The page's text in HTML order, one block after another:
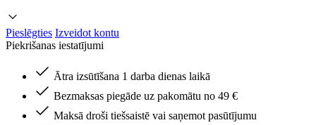
Pieslēgties Izveidot kontu
Piekrišanas iestatījumi
Ātra izsūtīšana 1 darba dienas laikā
Bezmaksas piegāde uz pakomātu no 49 €
Maksā droši tiešsaistē vai saņemot pasūtījumu